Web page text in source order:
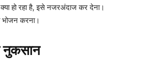
हो रहा है, इसे नजरअंदाज कर देना।
भोजन करना।
नुकसान